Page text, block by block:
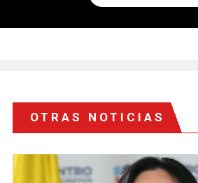
OTRAS NOTICIAS